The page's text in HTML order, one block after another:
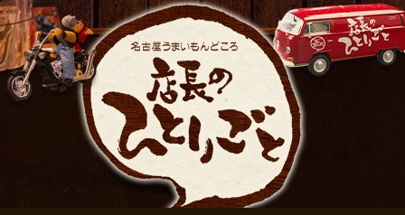
名古屋市伏見の居酒屋【店長の
ひとりごと】のブログ
出張や観光に名古屋めしがおすすめで
す